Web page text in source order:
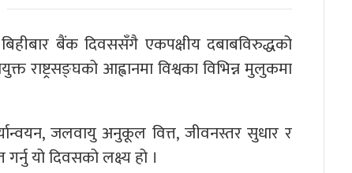
बैंक दिवससँगै एकपक्षीय दबाबविरुद्धको
राष्ट्रसङ्घको आह्वानमा विश्वका विभिन्न मुलुकमा
जलवायु अनुकूल वित्त, जीवनस्तर सुधार र
यो दिवसको लक्ष्य हो ।